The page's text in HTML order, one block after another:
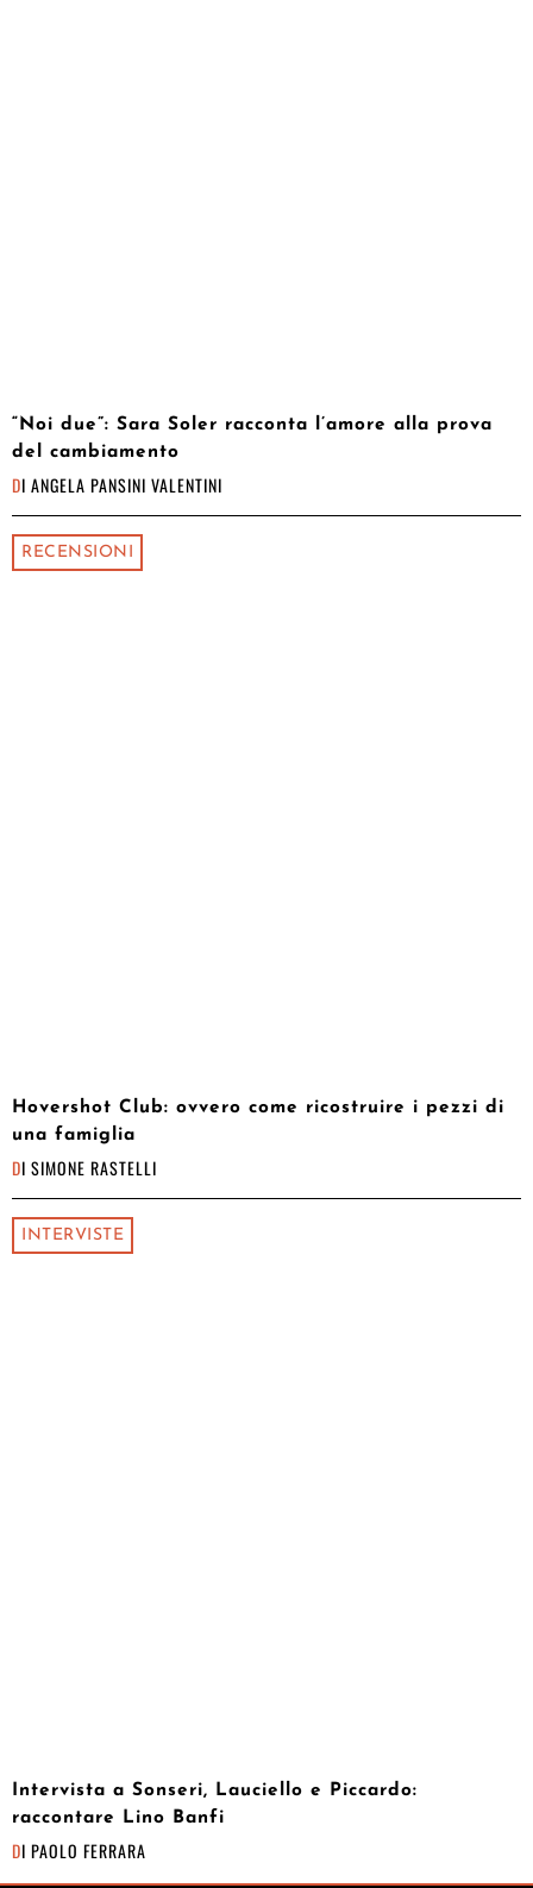
“Noi due”: Sara Soler racconta l’amore alla prova
del cambiamento
DI ANGELA PANSINI VALENTINI
RECENSIONI
Hovershot Club: ovvero come ricostruire i pezzi di
una famiglia
DI SIMONE RASTELLI
INTERVISTE
Intervista a Sonseri, Lauciello e Piccardo:
raccontare Lino Banfi
DI PAOLO FERRARA